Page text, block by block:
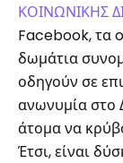
ΚΟΙΝΩΝΙΚΗΣ
Facebook, τα
δωμάτια
οδηγούν σε
ανωνυμία στο
άτομα να
Έτσι, είναι